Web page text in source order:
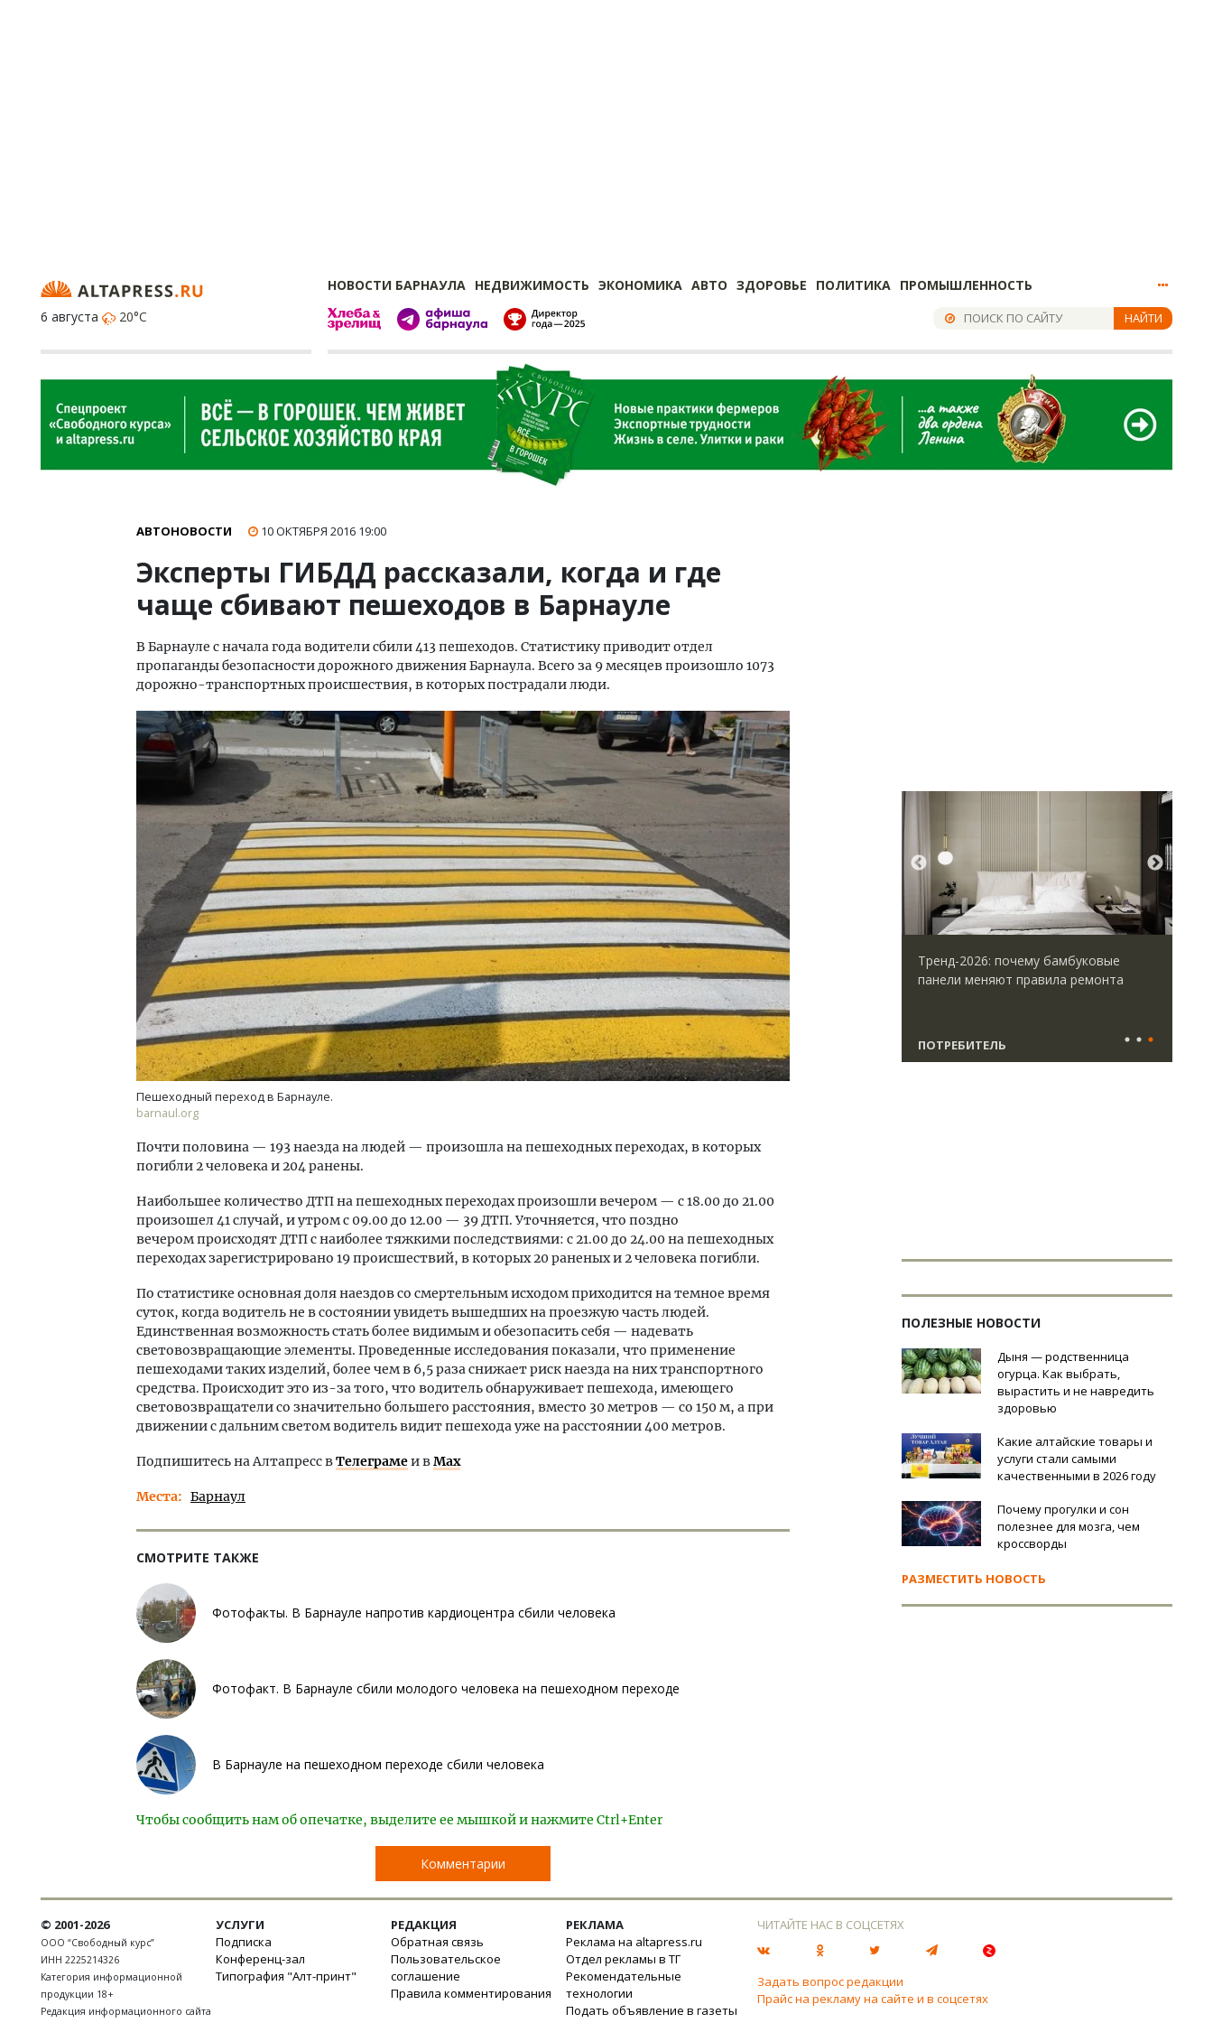
НОВОСТИ БАРНАУЛА НЕДВИЖИМОСТЬ ЭКОНОМИКА АВТО ЗДОРОВЬЕ ПОЛИТИКА ПРОМЫШЛЕННОСТЬ
6 августа
20°C НАЙТИ
АВТОНОВОСТИ 10 ОКТЯБРЯ 2016 19:00
Эксперты ГИБДД рассказали, когда и где
чаще сбивают пешеходов в Барнауле
В Барнауле с начала года водители сбили 413 пешеходов. Статистику приводит отдел
пропаганды безопасности дорожного движения Барнаула. Всего за 9 месяцев произошло 1073
дорожно-транспортных происшествия, в которых пострадали люди.
Пешеходный переход в Барнауле.
barnaul.org
Почти половина — 193 наезда на людей — произошла на пешеходных переходах, в которых
погибли 2 человека и 204 ранены.
Наибольшее количество ДТП на пешеходных переходах произошли вечером — с 18.00 до 21.00
произошел 41 случай, и утром с 09.00 до 12.00 — 39 ДТП. Уточняется, что поздно
вечером происходят ДТП с наиболее тяжкими последствиями: с 21.00 до 24.00 на пешеходных
переходах зарегистрировано 19 происшествий, в которых 20 раненых и 2 человека погибли.
По статистике основная доля наездов со смертельным исходом приходится на темное время
суток, когда водитель не в состоянии увидеть вышедших на проезжую часть людей.
Единственная возможность стать более видимым и обезопасить себя — надевать
световозвращающие элементы. Проведенные исследования показали, что применение
пешеходами таких изделий, более чем в 6,5 раза снижает риск наезда на них транспортного
средства. Происходит это из-за того, что водитель обнаруживает пешехода, имеющего
световозвращатели со значительно большего расстояния, вместо 30 метров — со 150 м, а при
движении с дальним светом водитель видит пешехода уже на расстоянии 400 метров.
Подпишитесь на Алтапресс вТелеграмеи вMax
Места Барнаул
СМОТРИТЕ ТАКЖЕ
Фотофакты. В Барнауле напротив кардиоцентра сбили человека
Фотофакт. В Барнауле сбили молодого человека на пешеходном переходе
В Барнауле на пешеходном переходе сбили человека
Чтобы сообщить нам об опечатке, выделите ее мышкой и нажмите Ctrl+Enter
Комментарии
Тренд-2026: почему бамбуковые
панели меняют правила ремонта
ПОТРЕБИТЕЛЬ
Тихая гавань для инвестиций. Рынок
ИЖС Алтайского края замедлился, но
не остановился
СТРОИТЕЛЬСТВО
«Мы видим живой интерес».
Руководитель газовой компании —
об итогах пяти лет догазификации,
вакансиях и подготовке специалистов
ЭНЕРГЕТИКА
Тренд-2026: почему бамбуковые
панели меняют правила ремонта
ПОТРЕБИТЕЛЬ
ПОЛЕЗНЫЕ НОВОСТИ
Дыня — родственница
огурца. Как выбрать,
вырастить и не навредить
здоровью
Какие алтайские товары и
услуги стали самыми
качественными в 2026 году
Почему прогулки и сон
полезнее для мозга, чем
кроссворды
РАЗМЕСТИТЬ НОВОСТЬ
© 2001-2026
ООО “Свободный курс”
ИНН 2225214326
Категория информационной
продукции 18+
Редакция информационного сайта
УСЛУГИ
Подписка
Конференц-зал
Типография "Алт-принт"
РЕДАКЦИЯ
Обратная связь
Пользовательское
соглашение
Правила комментирования
РЕКЛАМА
Реклама на altapress.ru
Отдел рекламы в ТГ
Рекомендательные
технологии
Подать объявление в газеты
ЧИТАЙТЕ НАС В СОЦСЕТЯХ
Задать вопрос редакции
Прайс на рекламу на сайте и в соцсетях